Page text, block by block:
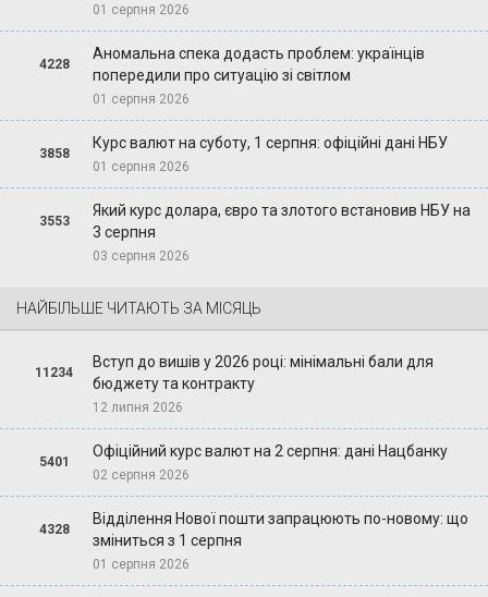
01 серпня 2026
4228
Аномальна спека додасть проблем: українців
попередили про ситуацію зі світлом
01 серпня 2026
3858
Курс валют на суботу, 1 серпня: офіційні дані НБУ
01 серпня 2026
3553
Який курс долара, євро та злотого встановив НБУ на
3 серпня
03 серпня 2026
НАЙБІЛЬШЕ ЧИТАЮТЬ ЗА МІСЯЦЬ
11234
Вступ до вишів у 2026 році: мінімальні бали для
бюджету та контракту
12 липня 2026
5401
Офіційний курс валют на 2 серпня: дані Нацбанку
02 серпня 2026
4328
Відділення Нової пошти запрацюють по-новому: що
зміниться з 1 серпня
01 серпня 2026